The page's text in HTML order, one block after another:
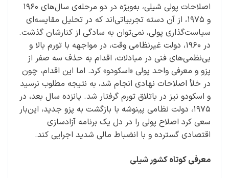
اصلاحات پولی شیلی، به‌ویژه در دو مرحله‌ی سال‌های ۱۹۶۰
و ۱۹۷۵، از آن دسته تجربیاتی‌اند که در تحلیل مقایسه‌ای
سیاست‌گذاری پولی، نمی‌توان به سادگی از کنارشان گذشت.
در ۱۹۶۰، دولت غیرنظامی وقت، در مواجهه با تورم بالا و
بی‌نظمی‌های فنی در مبادلات، اقدام به حذف سه صفر از
پزو و معرفی واحد پولی «اسکودو» کرد. اما این اقدام، چون
در خلأ اصلاحات نهادی انجام شد، به نتیجه مطلوب نرسید
و اسکودو نیز در باتلاق تورم گرفتار شد. پانزده سال بعد، در
۱۹۷۵، دولت نظامی پینوشه با بازگشت به پزو جدید، این‌بار
سعی کرد اصلاح پولی را در دل یک برنامه آزادسازی
اقتصادی گسترده و با انضباط مالی شدید اجرایی کند.
معرفی کوتاه کشور شیلی